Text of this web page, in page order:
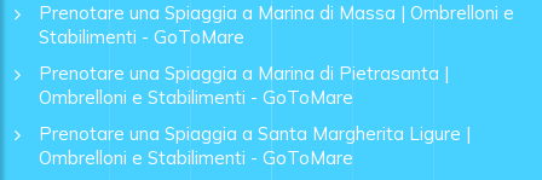
Prenotare una Spiaggia a Marina di Massa | Ombrelloni e
Stabilimenti - GoToMare
Prenotare una Spiaggia a Marina di Pietrasanta |
Ombrelloni e Stabilimenti - GoToMare
Prenotare una Spiaggia a Santa Margherita Ligure |
Ombrelloni e Stabilimenti - GoToMare